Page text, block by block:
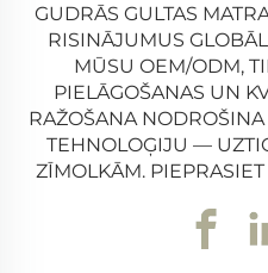
GUDRĀS GULTAS
RISINĀJUMUS
MŪSU OEM/ODM,
PIELĀGOŠANAS UN
RAŽOŠANA
TEHNOLOĢIJU —
ZĪMOLKĀM.